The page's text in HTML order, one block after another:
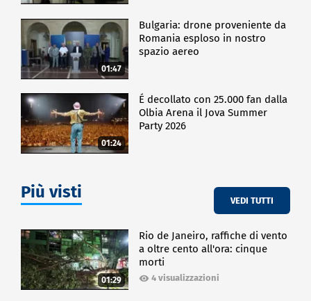
01:47
Bulgaria: drone proveniente da
Romania esploso in nostro
spazio aereo
01:24
É decollato con 25.000 fan dalla
Olbia Arena il Jova Summer
Party 2026
Più visti VEDI TUTTI
01:29
Rio de Janeiro, raffiche di vento
a oltre cento all'ora: cinque
morti
4 visualizzazioni